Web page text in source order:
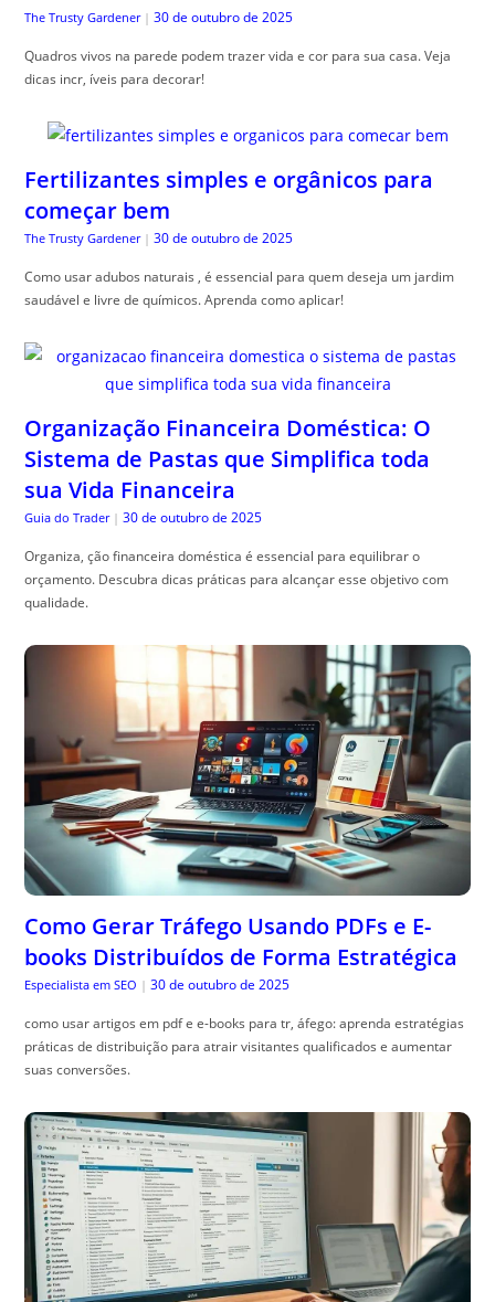
The Trusty Gardener | 30 de outubro de 2025
Quadros vivos na parede podem trazer vida e cor para sua casa. Veja
dicas incr, íveis para decorar!
Fertilizantes simples e orgânicos para
começar bem
The Trusty Gardener | 30 de outubro de 2025
Como usar adubos naturais , é essencial para quem deseja um jardim
saudável e livre de químicos. Aprenda como aplicar!
Organização Financeira Doméstica: O
Sistema de Pastas que Simplifica toda
sua Vida Financeira
Guia do Trader | 30 de outubro de 2025
Organiza, ção financeira doméstica é essencial para equilibrar o
orçamento. Descubra dicas práticas para alcançar esse objetivo com
qualidade.
Como Gerar Tráfego Usando PDFs e E-
books Distribuídos de Forma Estratégica
Especialista em SEO | 30 de outubro de 2025
como usar artigos em pdf e e-books para tr, áfego: aprenda estratégias
práticas de distribuição para atrair visitantes qualificados e aumentar
suas conversões.